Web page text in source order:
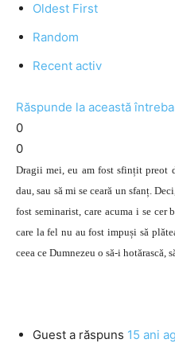
Oldest First
Random
Recent activ
Răspunde la această
0
0
Dragii mei, eu am fost sfințit preot
dau, sau să mi se ceară un sfanț.
fost seminarist, care acuma i se
care la fel nu au fost impuși să
ceea ce Dumnezeu o să-i hotărască,
Guest a răspuns 15 ani